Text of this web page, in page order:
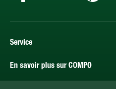
Service
En savoir plus sur COMPO